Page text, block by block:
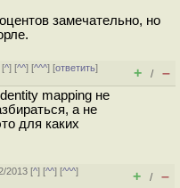
замечательно, но
[^] [^^] [^^^] [ответить]
+ / –
mapping не
а не
для каких
2013 [^] [^^] [^^^]
+ / –